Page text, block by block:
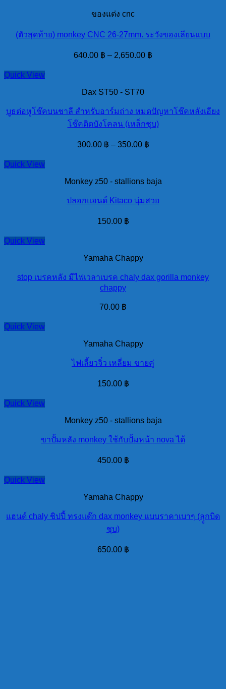
ของแต่ง cnc
(ตัวสุดท้าย) monkey CNC 26-27mm. ระวังของเลียนแบบ
640.00 ฿ – 2,650.00 ฿
Quick View
Dax ST50 - ST70
บูธต่อหูโช๊คบนชาลี สำหรับอาร์มถ่าง หมดปัญหาโช๊คหลังเอียง
โช๊คติดบังโคลน (เหล็กชุบ)
300.00 ฿ – 350.00 ฿
Quick View
Monkey z50 - stallions baja
ปลอกแฮนด์ Kitaco นุ่มสวย
150.00 ฿
Quick View
Yamaha Chappy
stop เบรคหลัง มีไฟเวลาเบรค chaly dax gorilla monkey
chappy
70.00 ฿
Quick View
Yamaha Chappy
ไฟเลี้ยวจิ๋ว เหลี่ยม ขายคู่
150.00 ฿
Quick View
Monkey z50 - stallions baja
ขาปั้มหลัง monkey ใช้กับปั้มหน้า nova ได้
450.00 ฿
Quick View
Yamaha Chappy
แฮนด์ chaly ชิปปี้ ทรงแด๊ก dax monkey แบบราคาเบาๆ (ลุูกบิด
ชุบ)
650.00 ฿